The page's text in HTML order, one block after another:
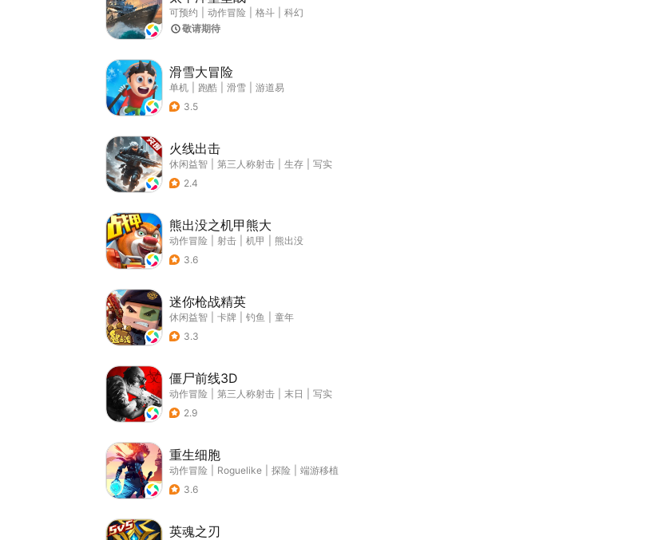
可预约 动作冒险 格斗
科幻
敬请期待
滑雪大冒险
单机 跑酷 滑雪
游道易
3.5
火线出击
休闲益智 第三人称射击 生存
写实
2.4
熊出没之机甲熊大
动作冒险 射击 机甲
熊出没
3.6
迷你枪战精英
休闲益智 卡牌 钓鱼
童年
3.3
僵尸前线3D
动作冒险 第三人称射击 末日
写实
2.9
重生细胞
动作冒险 Roguelike 探险
端游移植
3.6
英魂之刃